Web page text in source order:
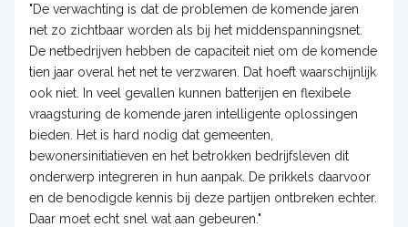
"De verwachting is dat de problemen de komende jaren
net zo zichtbaar worden als bij het middenspanningsnet.
De netbedrijven hebben de capaciteit niet om de komende
tien jaar overal het net te verzwaren. Dat hoeft waarschijnlijk
ook niet. In veel gevallen kunnen batterijen en flexibele
vraagsturing de komende jaren intelligente oplossingen
bieden. Het is hard nodig dat gemeenten,
bewonersinitiatieven en het betrokken bedrijfsleven dit
onderwerp integreren in hun aanpak. De prikkels daarvoor
en de benodigde kennis bij deze partijen ontbreken echter.
Daar moet echt snel wat aan gebeuren."